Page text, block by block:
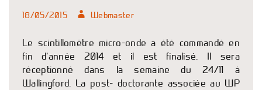
18/05/2015 Webmaster
Le scintillomètre micro-onde a été commandé en
fin d’année 2014 et il est finalisé. Il sera
réceptionné dans la semaine du 24/11 à
Wallingford. La post- doctorante associée au WP